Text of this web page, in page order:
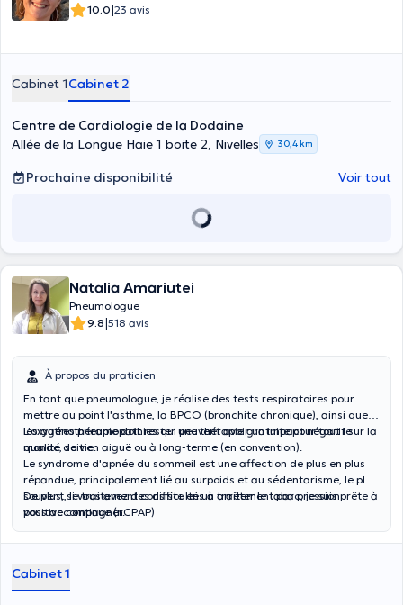
10.0|23 avis
Cabinet 1Cabinet 2
Centre de Cardiologie de la Dodaine
Allée de la Longue Haie 1 boite 2, Nivelles
30,4 km
Prochaine disponibilité Voir tout
Natalia Amariutei
Pneumologue
9.8|518 avis
À propos du praticien
En tant que pneumologue, je réalise des tests respiratoires pour
mettre au point l'asthme, la BPCO (bronchite chronique), ainsi que
les autres pneumopathies qui peuvent avoir un impact négatif sur la
qualité de vie.
L'oxygénothérapie doit rester une thérapie gratuite pour tout le
monde, soit en aiguë ou à long-terme (en convention).
Le syndrome d'apnée du sommeil est une affection de plus en plus
répandue, principalement lié au surpoids et au sédentarisme, le plus
souvent, le traitement consiste en un traitement par pression
positive continue (nCPAP)
De plus, si vous avez des difficultés à arrêter le tabac, je suis prête à
vous accompagner.
Cabinet 1